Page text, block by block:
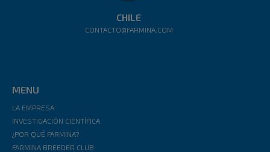
CHILE
CONTACTO@FARMINA.COM
MENU
LA EMPRESA
INVESTIGACIÓN CIENTÍFICA
¿POR QUÉ FARMINA?
FARMINA BREEDER CLUB